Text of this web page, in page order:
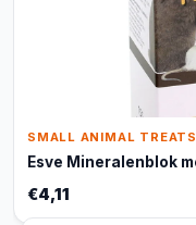
SMALL ANIMAL TREATS
Esve Mineralenblok
€4,11